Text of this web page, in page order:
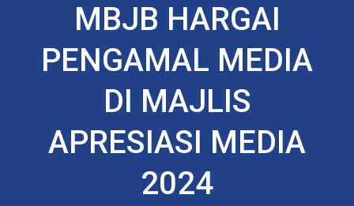
MBJB HARGAI
PENGAMAL MEDIA
DI MAJLIS
APRESIASI MEDIA
2024